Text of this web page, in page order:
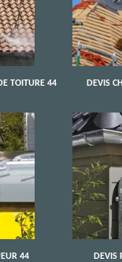
TOITURE 44 DEVIS
44 DEVIS